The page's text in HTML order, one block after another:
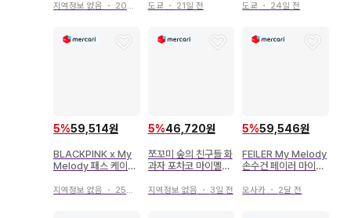
지역정보 없음 ・ 20일 전 도쿄 ・ 21일 전 도쿄 ・ 24일 전
5%59,514원
BLACKPINK x My
Melody 패스 케이스
지역정보 없음 ・ 25일 전
5%46,720원
쪼꼬미 숲의 친구들 화
과자 포차코 마이멜로
지역정보 없음 ・ 3일 전
5%59,546원
FEILER My Melody
손수건 페이러 마이멜
오사카 ・ 2달 전